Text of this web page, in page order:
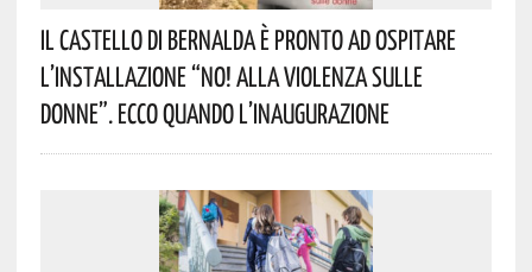
Il Castello Di Bernalda È Pronto Ad Ospitare
L’installazione “NO! Alla Violenza Sulle
Donne”. Ecco Quando L’inaugurazione